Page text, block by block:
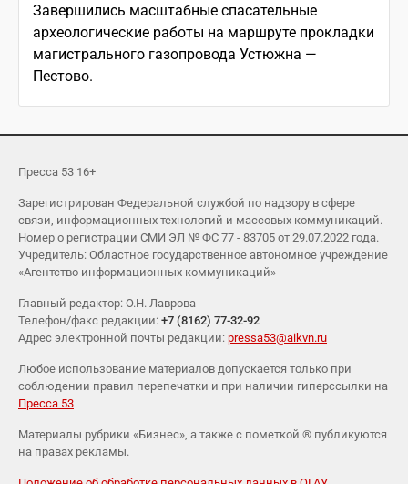
Завершились масштабные спасательные
археологические работы на маршруте прокладки
магистрального газопровода Устюжна —
Пестово.
Пресса 53 16+
Зарегистрирован Федеральной службой по надзору в сфере
связи, информационных технологий и массовых коммуникаций.
Номер о регистрации СМИ ЭЛ № ФС 77 - 83705 от 29.07.2022 года.
Учредитель: Областное государственное автономное учреждение
«Агентство информационных коммуникаций»
Главный редактор: О.Н. Лаврова
Телефон/факс редакции: +7 (8162) 77-32-92
Адрес электронной почты редакции: pressa53@aikvn.ru
Любое использование материалов допускается только при
соблюдении правил перепечатки и при наличии гиперссылки на
Пресса 53
Материалы рубрики «Бизнес», а также с пометкой ® публикуются
на правах рекламы.